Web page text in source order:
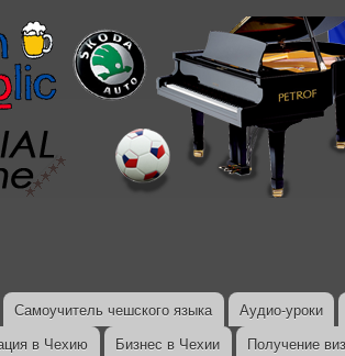
Самоучитель чешского языка
Аудио-уроки
в Чехию
Бизнес в Чехии
Получение